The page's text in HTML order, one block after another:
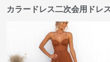
カラードレス二次会用ドレ